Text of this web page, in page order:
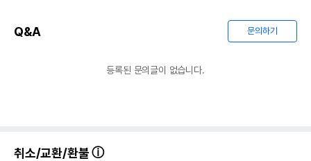
Q&A 문의하기
등록된 문의글이 없습니다.
취소/교환/환불